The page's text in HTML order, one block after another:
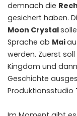
demnach die
gesichert haben.
Moon Crystal
Sprache ab Mai
werden. Zuerst
Kingdom und
Geschichte
Produktionsstudio